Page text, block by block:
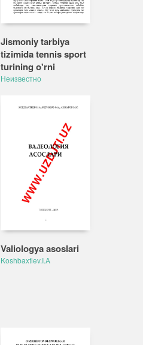
Jismoniy tarbiya
tizimida tennis sport
turining o'rni
Неизвестно
Valiologya asoslari
Koshbaxtiev.I.A